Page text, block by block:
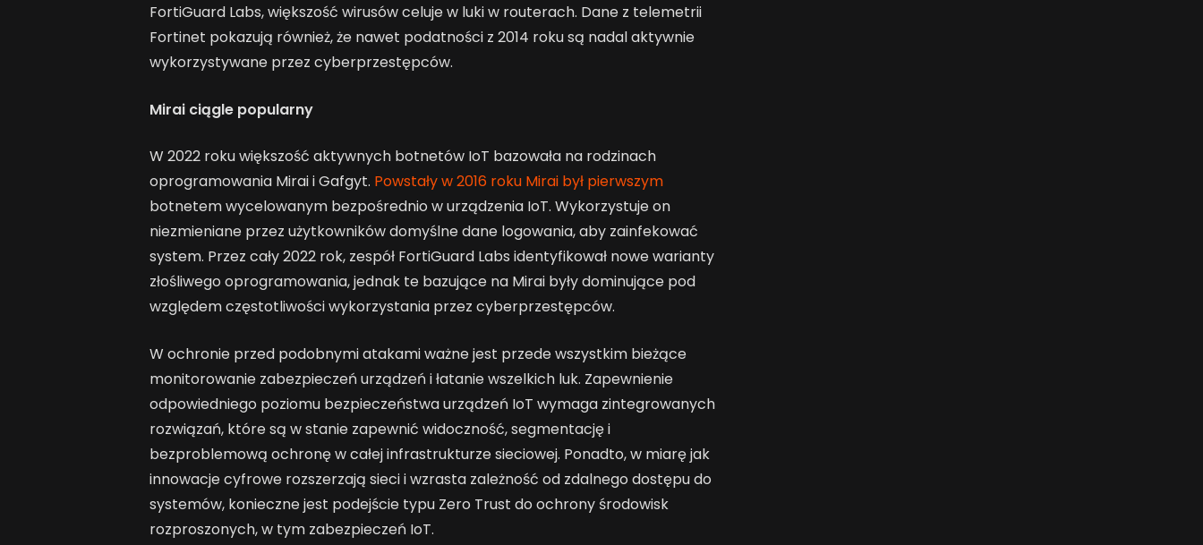
FortiGuard Labs, większość wirusów celuje w luki w routerach. Dane z telemetrii
Fortinet pokazują również, że nawet podatności z 2014 roku są nadal aktywnie
wykorzystywane przez cyberprzestępców.
Mirai ciągle popularny
W 2022 roku większość aktywnych botnetów IoT bazowała na rodzinach
oprogramowania Mirai i Gafgyt. Powstały w 2016 roku Mirai był pierwszym
botnetem wycelowanym bezpośrednio w urządzenia IoT. Wykorzystuje on
niezmieniane przez użytkowników domyślne dane logowania, aby zainfekować
system. Przez cały 2022 rok, zespół FortiGuard Labs identyfikował nowe warianty
złośliwego oprogramowania, jednak te bazujące na Mirai były dominujące pod
względem częstotliwości wykorzystania przez cyberprzestępców.
W ochronie przed podobnymi atakami ważne jest przede wszystkim bieżące
monitorowanie zabezpieczeń urządzeń i łatanie wszelkich luk. Zapewnienie
odpowiedniego poziomu bezpieczeństwa urządzeń IoT wymaga zintegrowanych
rozwiązań, które są w stanie zapewnić widoczność, segmentację i
bezproblemową ochronę w całej infrastrukturze sieciowej. Ponadto, w miarę jak
innowacje cyfrowe rozszerzają sieci i wzrasta zależność od zdalnego dostępu do
systemów, konieczne jest podejście typu Zero Trust do ochrony środowisk
rozproszonych, w tym zabezpieczeń IoT.